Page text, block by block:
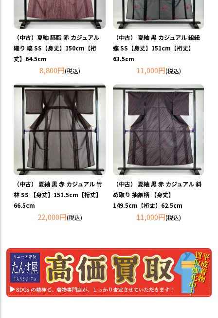
（中古）夏紬 臙脂 赤 カジュアル
織り 縞 SS【身丈】150cm【裄
丈】64.5cm
8,800円(税込)
（中古） 夏紬 黒 カジュアル 組紐
蝶 SS【身丈】151cm【裄丈】
63.5cm
11,000円(税込)
（中古） 夏紬 黒 赤 カジュアル 竹
林 SS 【身丈】151.5cm【裄丈】
66.5cm
22,000円(税込)
（中古） 夏紬 黒 赤 カジュアル 斜
め取り 抽象柄 【身丈】
149.5cm【裄丈】62.5cm
11,000円(税込)